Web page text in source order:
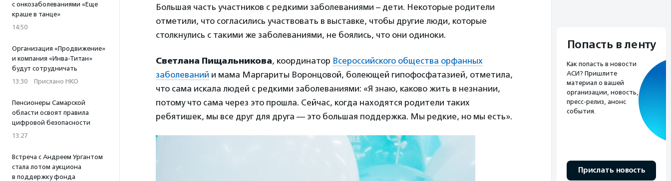
с онкозаболеваниями «Еще
краше в танце»
14:50
Организация «Продвижение»
и компания «Инва-Титан»
будут сотрудничать
13:30 · Прислано НКО
Пенсионеры Самарской
области освоят правила
цифровой безопасности
13:27
Встреча с Андреем Ургантом
стала лотом аукциона
в поддержку фонда
Большая часть участников с редкими заболеваниями – дети. Некоторые родители
отметили, что согласились участвовать в выставке, чтобы другие люди, которые
столкнулись с такими же заболеваниями, не боялись, что они одиноки.
Светлана Пищальникова, координатор Всероссийского общества орфанных
заболеваний и мама Маргариты Воронцовой, болеющей гипофосфатазией, отметила,
что сама искала людей с редкими заболеваниями: «Я знаю, каково жить в незнании,
потому что сама через это прошла. Сейчас, когда находятся родители таких
ребятишек, мы все друг для друга — это большая поддержка. Мы редкие, но мы есть».
Попасть в ленту
Как попасть в новости
АСИ? Пришлите
материал о вашей
организации, новость,
пресс-релиз, анонс
события.
Прислать новость